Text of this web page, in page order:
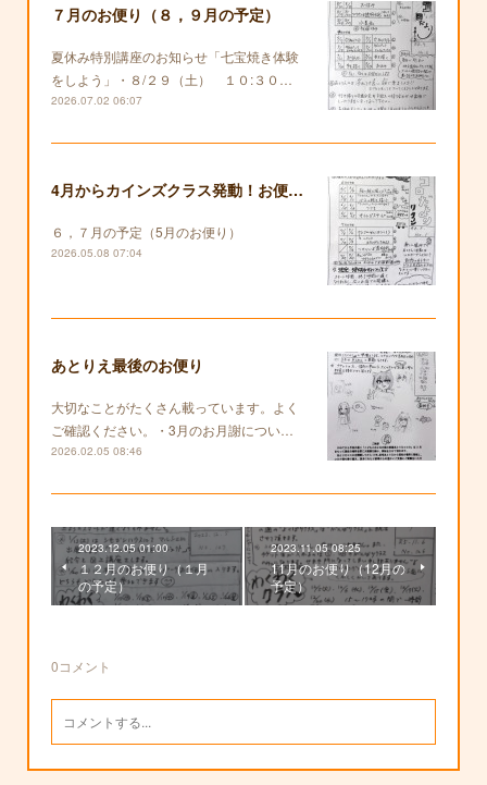
７月のお便り（８，９月の予定）
夏休み特別講座のお知らせ「七宝焼き体験
をしよう」・８/２９（土） １０:３０…
2026.07.02 06:07
4月からカインズクラス発動！お便りも復活します！
６，７月の予定（5月のお便り）
2026.05.08 07:04
あとりえ最後のお便り
大切なことがたくさん載っています。よく
ご確認ください。・3月のお月謝につい…
2026.02.05 08:46
2023.12.05 01:00
１２月のお便り（１月
の予定）
2023.11.05 08:25
11月のお便り（12月の
予定）
0コメント